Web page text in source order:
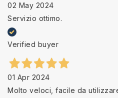
02 May 2024
Servizio ottimo.
Verified buyer
01 Apr 2024
Molto veloci, facile da